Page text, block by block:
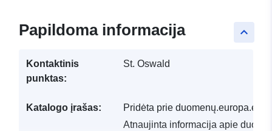
keyboard_arrow_up
Papildoma informacija
Kontaktinis
punktas:
St. Oswald
Katalogo įrašas: Pridėta prie duomenų.europa.eu:
Atnaujinta informacija apie